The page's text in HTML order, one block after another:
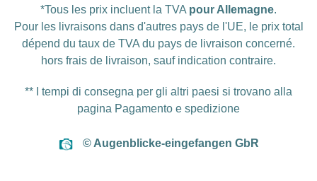
*Tous les prix incluent la TVA pour Allemagne.
Pour les livraisons dans d'autres pays de l'UE, le prix total
dépend du taux de TVA du pays de livraison concerné.
hors frais de livraison, sauf indication contraire.
** I tempi di consegna per gli altri paesi si trovano alla
pagina Pagamento e spedizione
© Augenblicke-eingefangen GbR